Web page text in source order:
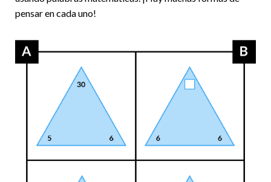
pensar en cada uno!